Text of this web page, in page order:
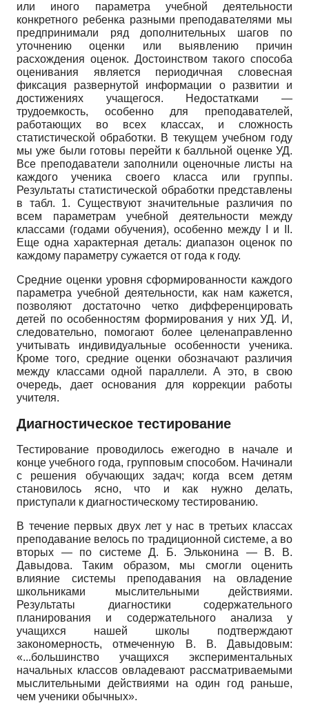
или иного параметра учебной деятельности
конкретного ребенка разными преподавателями мы
предпринимали ряд дополнительных шагов по
уточнению оценки или выявлению причин
расхождения оценок. Достоинством такого способа
оценивания является периодичная словесная
фиксация развернутой информации о развитии и
достижениях учащегося. Недостатками —
трудоемкость, особенно для преподавателей,
работающих во всех классах, и сложность
статистической обработки. В текущем учебном году
мы уже были готовы перейти к балльной оценке УД.
Все преподаватели заполнили оценочные листы на
каждого ученика своего класса или группы.
Результаты статистической обработки представлены
в табл. 1. Существуют значительные различия по
всем параметрам учебной деятельности между
классами (годами обучения), особенно между I и II.
Еще одна характерная деталь: диапазон оценок по
каждому параметру сужается от года к году.
Средние оценки уровня сформированности каждого
параметра учебной деятельности, как нам кажется,
позволяют достаточно четко дифференцировать
детей по особенностям формирования у них УД. И,
следовательно, помогают более целенаправленно
учитывать индивидуальные особенности ученика.
Кроме того, средние оценки обозначают различия
между классами одной параллели. А это, в свою
очередь, дает основания для коррекции работы
учителя.
Диагностическое тестирование
Тестирование проводилось ежегодно в начале и
конце учебного года, групповым способом. Начинали
с решения обучающих задач; когда всем детям
становилось ясно, что и как нужно делать,
приступали к диагностическому тестированию.
В течение первых двух лет у нас в третьих классах
преподавание велось по традиционной системе, а во
вторых — по системе Д. Б. Эльконина — В. В.
Давыдова. Таким образом, мы смогли оценить
влияние системы преподавания на овладение
школьниками мыслительными действиями.
Результаты диагностики содержательного
планирования и содержательного анализа у
учащихся нашей школы подтверждают
закономерность, отмеченную В. В. Давыдовым:
«...большинство учащихся экспериментальных
начальных классов овладевают рассматриваемыми
мыслительными действиями на один год раньше,
чем ученики обычных».